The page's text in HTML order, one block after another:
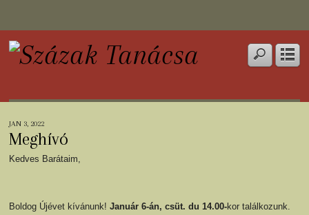
JAN 3, 2022
Meghívó
Kedves Barátaim,
Boldog Újévet kívánunk! Január 6-án, csüt. du 14.00-kor találkozunk.